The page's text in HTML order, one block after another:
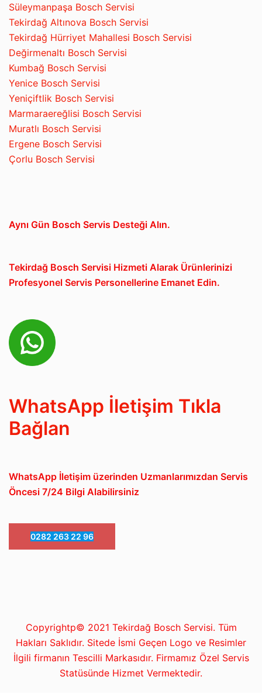
Süleymanpaşa Bosch Servisi
Tekirdağ Altınova Bosch Servisi
Tekirdağ Hürriyet Mahallesi Bosch Servisi
Değirmenaltı Bosch Servisi
Kumbağ Bosch Servisi
Yenice Bosch Servisi
Yeniçiftlik Bosch Servisi
Marmaraereğlisi Bosch Servisi
Muratlı Bosch Servisi
Ergene Bosch Servisi
Çorlu Bosch Servisi
Aynı Gün Bosch Servis Desteği Alın.
Tekirdağ Bosch Servisi Hizmeti Alarak Ürünlerinizi
Profesyonel Servis Personellerine Emanet Edin.
WhatsApp İletişim Tıkla
Bağlan
WhatsApp İletişim üzerinden Uzmanlarımızdan Servis
Öncesi 7/24 Bilgi Alabilirsiniz
0282 263 22 96
Copyrightp© 2021 Tekirdağ Bosch Servisi. Tüm
Hakları Saklıdır. Sitede İsmi Geçen Logo ve Resimler
İlgili firmanın Tescilli Markasıdır. Firmamız Özel Servis
Statüsünde Hizmet Vermektedir.